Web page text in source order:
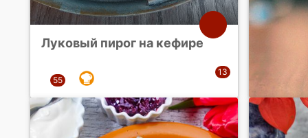
Луковый пирог на кефире